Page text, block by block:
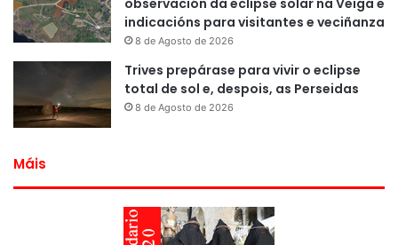
indicacións para visitantes e veciñanza
8 de Agosto de 2026
Trives prepárase para vivir o eclipse
total de sol e, despois, as Perseidas
8 de Agosto de 2026
Máis